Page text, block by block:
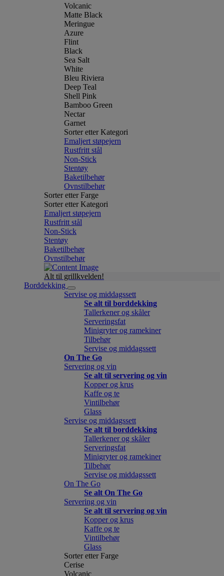
Volcanic
Matte Black
Meringue
Azure
Flint
Black
Sea Salt
White
Bleu Riviera
Deep Teal
Shell Pink
Bamboo Green
Nectar
Garnet
Sorter etter Kategori
Emaljert støpejern
Rustfritt stål
Non-Stick
Stentøy
Baketilbehør
Ovnstilbehør
Sorter etter Farge
Sorter etter Kategori
Emaljert støpejern
Rustfritt stål
Non-Stick
Stentøy
Baketilbehør
Ovnstilbehør
Alt til grillkvelden!
Borddekking
Servise og middagssett
Se alt til borddekking
Tallerkener og skåler
Serveringsfat
Minigryter og ramekiner
Tilbehør
Servise og middagssett
On The Go
Servering og vin
Se alt til servering og vin
Kopper og krus
Kaffe og te
Vintilbehør
Glass
Servise og middagssett
Se alt til borddekking
Tallerkener og skåler
Serveringsfat
Minigryter og ramekiner
Tilbehør
Servise og middagssett
On The Go
Se alt On The Go
Servering og vin
Se alt til servering og vin
Kopper og krus
Kaffe og te
Vintilbehør
Glass
Sorter etter Farge
Cerise
Volcanic